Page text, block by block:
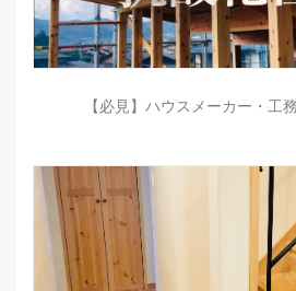
【必見】ハウスメーカー・工